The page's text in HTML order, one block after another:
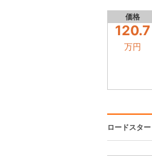
価格
120.7
万円
ロードスター